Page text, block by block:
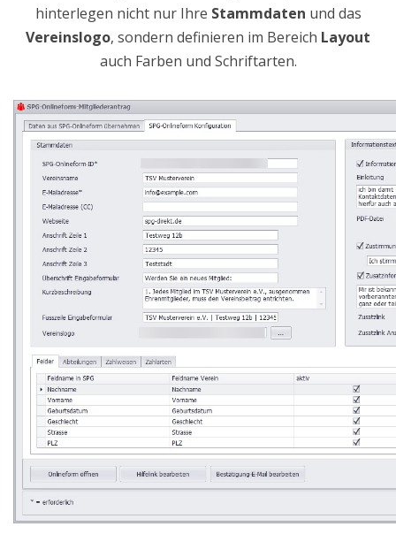
hinterlegen nicht nur Ihre Stammdaten und das
Vereinslogo, sondern definieren im Bereich Layout
auch Farben und Schriftarten.